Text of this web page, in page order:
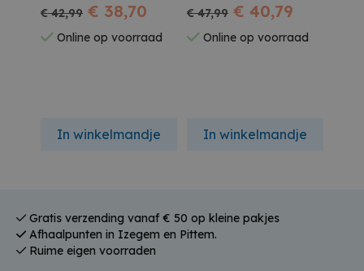
€ 42,99 € 38,70
Online op voorraad
In winkelmandje
0,75l Wit
€ 47,99 € 40,79
Online op voorraad
In winkelmandje
Gratis verzending vanaf € 50 op kleine pakjes
Afhaalpunten in Izegem en Pittem.
Ruime eigen voorraden